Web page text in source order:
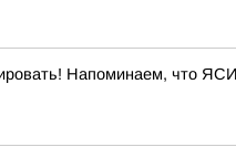
Напоминаем, что